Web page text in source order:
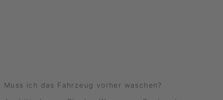
Muss ich das Fahrzeug vorher waschen?